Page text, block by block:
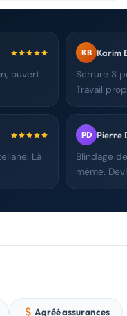
ouvert
KB Karim
Serrure 3
Travail
Là
PD Pierre
Blindage
même.
Agréé assurances